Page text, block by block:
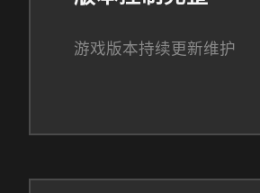
游戏版本持续更新维护